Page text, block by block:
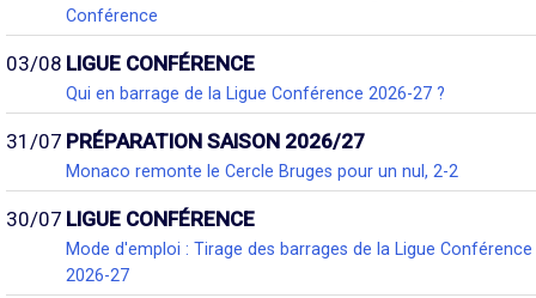
Conférence
03/08 LIGUE CONFÉRENCE
Qui en barrage de la Ligue Conférence 2026-27 ?
31/07 PRÉPARATION SAISON 2026/27
Monaco remonte le Cercle Bruges pour un nul, 2-2
30/07 LIGUE CONFÉRENCE
Mode d'emploi : Tirage des barrages de la Ligue Conférence
2026-27